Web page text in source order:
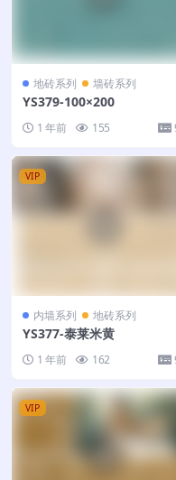
地砖系列 墙砖系列
YS379-100×200
1 年前 155
VIP
内墙系列 地砖系列
YS377-泰莱米黄
1 年前 162
VIP